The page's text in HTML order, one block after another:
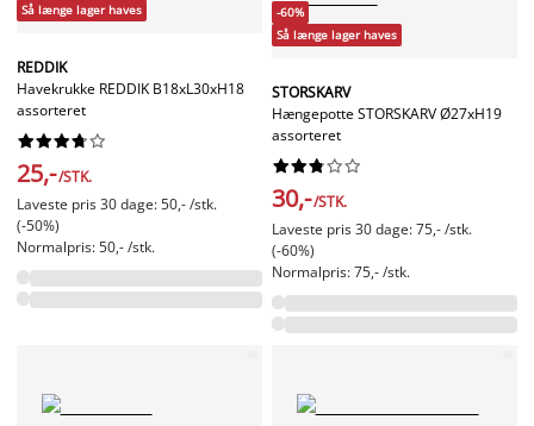
Så længe lager haves
REDDIK
Havekrukke REDDIK B18xL30xH18
assorteret






25,-/STK.
Laveste pris 30 dage: 50,- /stk.
(-50%)
Normalpris: 50,- /stk.
-60%
Så længe lager haves
STORSKARV
Hængepotte STORSKARV Ø27xH19
assorteret






30,-/STK.
Laveste pris 30 dage: 75,- /stk.
(-60%)
Normalpris: 75,- /stk.